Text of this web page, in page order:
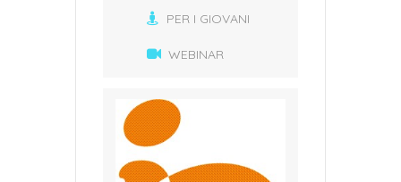
PER I GIOVANI
WEBINAR